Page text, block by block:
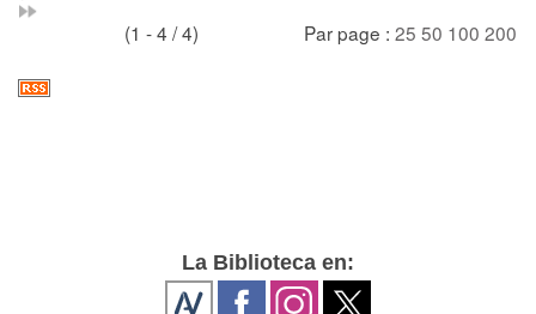
(1 - 4 / 4) Par page : 25 50 100 200
La Biblioteca en: